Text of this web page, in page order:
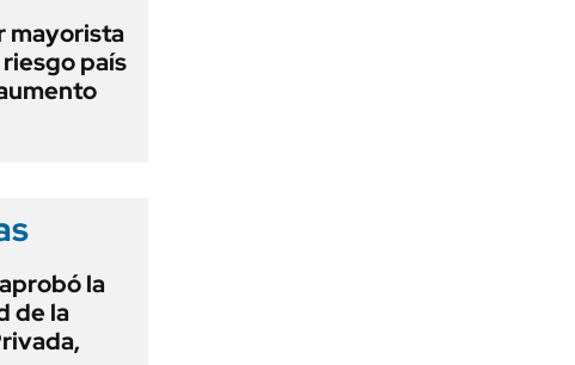
mayorista
país
la
de la